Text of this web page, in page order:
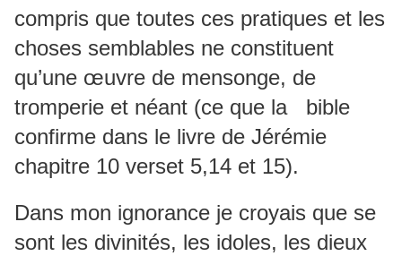
compris que toutes ces pratiques et les
choses semblables ne constituent
qu’une œuvre de mensonge, de
tromperie et néant (ce que la bible
confirme dans le livre de Jérémie
chapitre 10 verset 5,14 et 15).
Dans mon ignorance je croyais que se
sont les divinités, les idoles, les dieux